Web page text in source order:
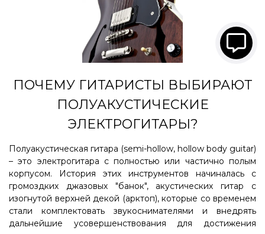
ПОЧЕМУ ГИТАРИСТЫ ВЫБИРАЮТ
ПОЛУАКУСТИЧЕСКИЕ
ЭЛЕКТРОГИТАРЫ?
Полуакустическая гитара (semi-hollow, hollow body guitar)
– это электрогитара с полностью или частично полым
корпусом. История этих инструментов начиналась с
громоздких джазовых "банок", акустических гитар с
изогнутой верхней декой (арктоп), которые со временем
стали комплектовать звукоснимателями и внедрять
дальнейшие усовершенствования для достижения